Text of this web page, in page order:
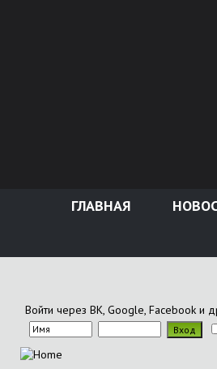
ГЛАВНАЯ
Войти через ВК, Google, Facebook и